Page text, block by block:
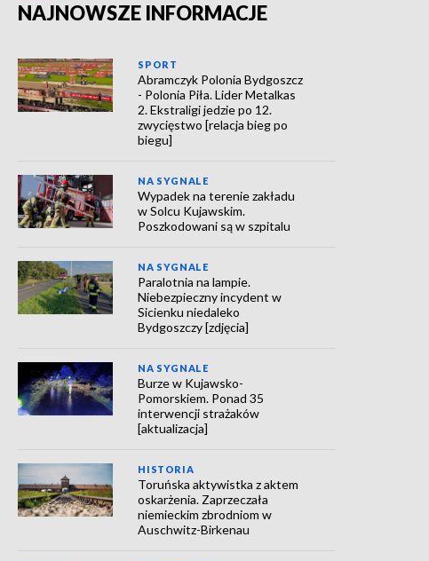
NAJNOWSZE INFORMACJE
SPORT
Abramczyk Polonia Bydgoszcz
- Polonia Piła. Lider Metalkas
2. Ekstraligi jedzie po 12.
zwycięstwo [relacja bieg po
biegu]
NA SYGNALE
Wypadek na terenie zakładu
w Solcu Kujawskim.
Poszkodowani są w szpitalu
NA SYGNALE
Paralotnia na lampie.
Niebezpieczny incydent w
Sicienku niedaleko
Bydgoszczy [zdjęcia]
NA SYGNALE
Burze w Kujawsko-
Pomorskiem. Ponad 35
interwencji strażaków
[aktualizacja]
HISTORIA
Toruńska aktywistka z aktem
oskarżenia. Zaprzeczała
niemieckim zbrodniom w
Auschwitz-Birkenau